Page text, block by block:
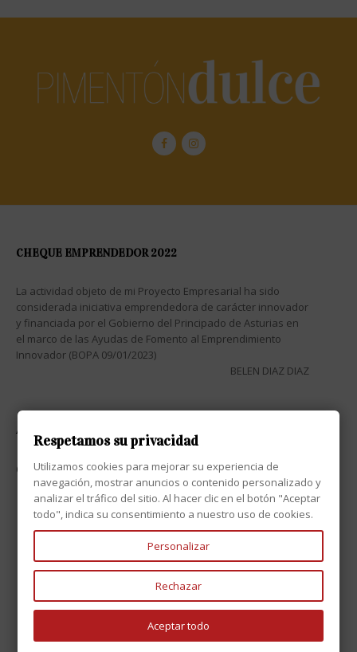
CHEQUE EMPRENDEDOR 2022
La actividad objeto de mi Proyecto Empresarial ha sido
considerada iniciativa emprendedora de carácter innovador
y financiada por el Gobierno del Principado de Asturias en
el marco de las Ayudas de Fomento al Emprendimiento
Innovador (BOPA 09/01/2023)
BELEN DIAZ DIAZ
ATENCIÓN AL CLIENTE
CONTACTO
Respetamos su privacidad
Utilizamos cookies para mejorar su experiencia de
navegación, mostrar anuncios o contenido personalizado y
analizar el tráfico del sitio. Al hacer clic en el botón "Aceptar
todo", indica su consentimiento a nuestro uso de cookies.
Personalizar
Rechazar
Aceptar todo